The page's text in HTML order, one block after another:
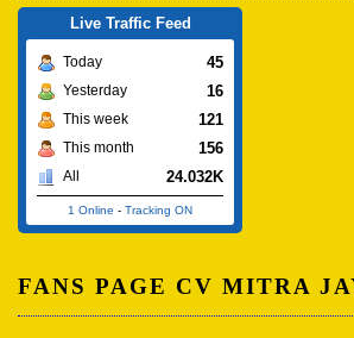
Live Traffic Feed
Today 45
Yesterday 16
This week 121
This month 156
All 24.032K
1 Online - Tracking ON
FANS PAGE CV MITRA